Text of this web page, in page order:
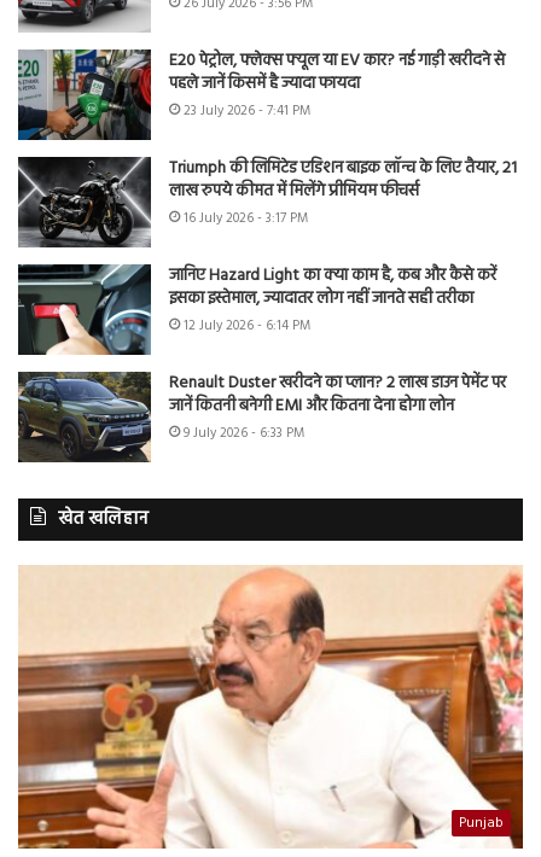
E20 पेट्रोल, फ्लेक्स फ्यूल या EV कार? नई गाड़ी खरीदने से
पहले जानें किसमें है ज्यादा फायदा
23 July 2026 - 7:41 PM
Triumph की लिमिटेड एडिशन बाइक लॉन्च के लिए तैयार, 21
लाख रुपये कीमत में मिलेंगे प्रीमियम फीचर्स
16 July 2026 - 3:17 PM
जानिए Hazard Light का क्या काम है, कब और कैसे करें
इसका इस्तेमाल, ज्यादातर लोग नहीं जानते सही तरीका
12 July 2026 - 6:14 PM
Renault Duster खरीदने का प्लान? 2 लाख डाउन पेमेंट पर
जानें कितनी बनेगी EMI और कितना देना होगा लोन
9 July 2026 - 6:33 PM
खेत खलिहान
Punjab